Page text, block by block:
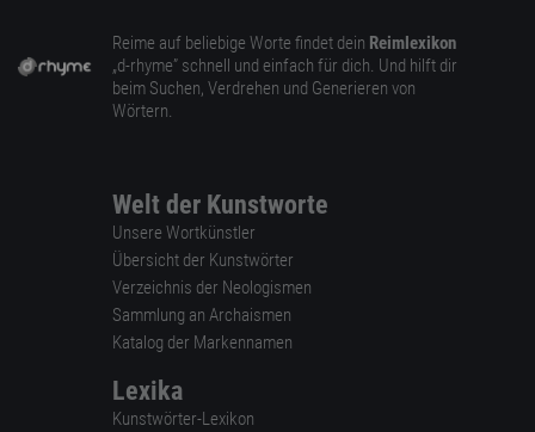
Reime auf beliebige Worte findet dein Reimlexikon
„d-rhyme” schnell und einfach für dich. Und hilft dir
beim Suchen, Verdrehen und Generieren von
Wörtern.
Welt der Kunstworte
Unsere Wortkünstler
Übersicht der Kunstwörter
Verzeichnis der Neologismen
Sammlung an Archaismen
Katalog der Markennamen
Lexika
Kunstwörter-Lexikon